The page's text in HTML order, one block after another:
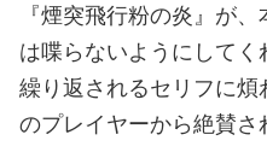
『煙突飛行粉の炎』が
は喋らないようにしてく
繰り返されるセリフに
のプレイヤーから絶賛さ